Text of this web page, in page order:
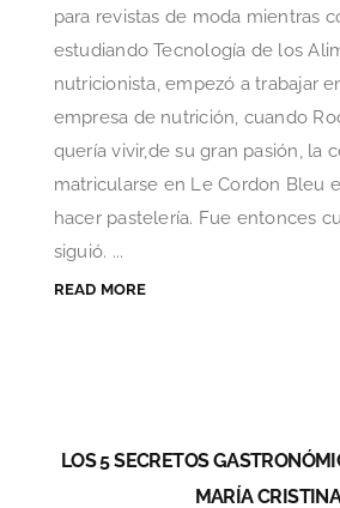
para revistas de moda mientras
estudiando Tecnología de los
nutricionista, empezó a trabajar
empresa de nutrición, cuando
quería vivir,de su gran pasión, la
matricularse en Le Cordon Bleu
hacer pastelería. Fue entonces
siguió. ...
READ MORE
LOS 5 SECRETOS
MARÍA